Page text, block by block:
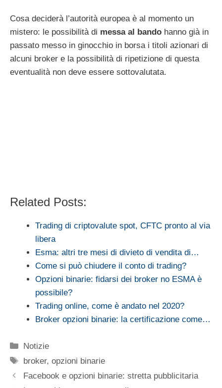
Cosa deciderà l’autorità europea è al momento un
mistero: le possibilità di messa al bando hanno già in
passato messo in ginocchio in borsa i titoli azionari di
alcuni broker e la possibilità di ripetizione di questa
eventualità non deve essere sottovalutata.
Related Posts:
Trading di criptovalute spot, CFTC pronto al via
libera
Esma: altri tre mesi di divieto di vendita di…
Come si può chiudere il conto di trading?
Opzioni binarie: fidarsi dei broker no ESMA è
possibile?
Trading online, come è andato nel 2020?
Broker opzioni binarie: la certificazione come…
Categorie
Notizie
Tag
broker,opzioni binarie
Facebook e opzioni binarie: stretta pubblicitaria